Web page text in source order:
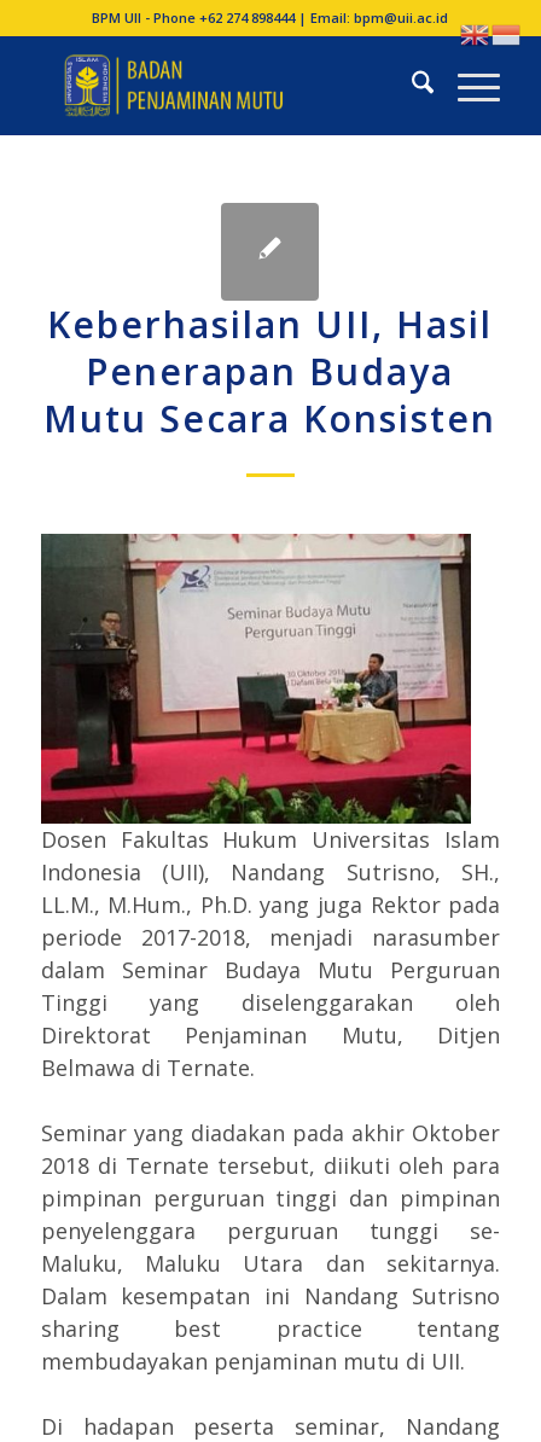
BPM UII - Phone +62 274 898444 | Email:bpm@uii.ac.id
Keberhasilan UII, Hasil
Penerapan Budaya
Mutu Secara Konsisten
Dosen Fakultas Hukum Universitas Islam
Indonesia (UII), Nandang Sutrisno, SH.,
LL.M., M.Hum., Ph.D. yang juga Rektor pada
periode 2017-2018, menjadi narasumber
dalam Seminar Budaya Mutu Perguruan
Tinggi yang diselenggarakan oleh
Direktorat Penjaminan Mutu, Ditjen
Belmawa di Ternate.
Seminar yang diadakan pada akhir Oktober
2018 di Ternate tersebut, diikuti oleh para
pimpinan perguruan tinggi dan pimpinan
penyelenggara perguruan tunggi se-
Maluku, Maluku Utara dan sekitarnya.
Dalam kesempatan ini Nandang Sutrisno
sharing best practice tentang
membudayakan penjaminan mutu di UII.
Di hadapan peserta seminar, Nandang